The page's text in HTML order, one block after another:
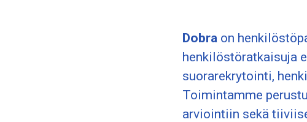
Dobra on
henkilöstöratkaisuja
suorarekrytointi,
Toimintamme
arviointiin sekä